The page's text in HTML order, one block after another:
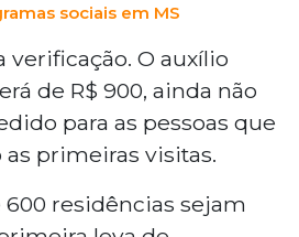
sociais em MS
verificação. O auxílio
de R$ 900, ainda não
para as pessoas que
primeiras visitas.
residências sejam